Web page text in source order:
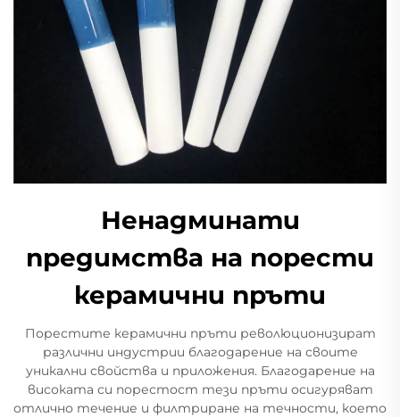
Ненадминати
предимства на порести
керамични пръти
Порестите керамични пръти революционизират
различни индустрии благодарение на своите
уникални свойства и приложения. Благодарение на
високата си порестост тези пръти осигуряват
отлично течение и филтриране на течности, което